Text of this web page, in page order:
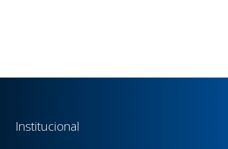
Institucional